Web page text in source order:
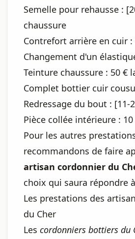
Semelle pour rehausse :
chaussure
Contrefort arrière en cuir :
Changement d'un
Teinture chaussure : 50 €
Complet bottier cuir
Redressage du bout : [11-
Pièce collée intérieure : 10
Pour les autres
recommandons de faire
artisan cordonnier du
choix qui saura répondre
Les prestations des
du Cher
Les cordonniers bottiers du